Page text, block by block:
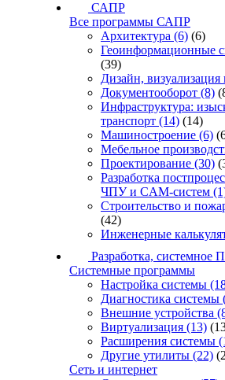
САПР
Все программы САПР
Архитектура (6) (6)
Геоинформационные
(39)
Дизайн,
Документооборот (8)
Инфраструктура:
транспорт (14) (14)
Машиностроение (6)
Мебельное
Проектирование (30)
Разработка
ЧПУ и CAM-систем
Строительство и
(42)
Инженерные
Разработка, системное
Системные программы
Настройка системы
Диагностика системы
Внешние устройства
Виртуализация (13)
Расширения системы
Другие утилиты (22)
Сеть и интернет